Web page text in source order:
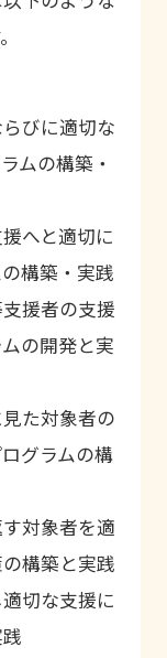
びに適切な
ムの構築・
へと適切に
構築・実践
援者の支援
の開発と実
た対象者の
グラムの構
対象者を適
構築と実践
切な支援に